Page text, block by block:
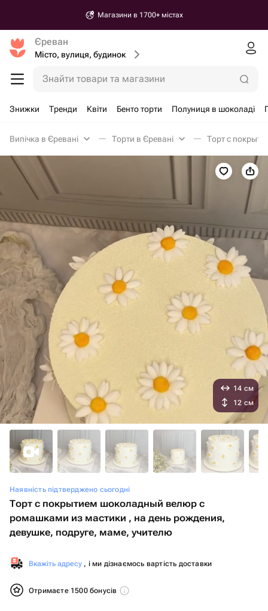
Магазини в 1700+ містах
Єреван
Місто, вулиця, будинок
Знайти товари та магазини
Знижки Тренди Квіти Бенто торти Полуниця в шоколаді
Випічка в Єревані Торти в Єревані Торт с
Наявність підтверджено сьогодні
Торт с покрытием шоколадный велюр с
ромашками из мастики , на день рождения,
девушке, подруге, маме, учителю
Вкажіть адресу , і ми дізнаємось вартість доставки
Отримаєте 1500 бонусів
14 см
12 см